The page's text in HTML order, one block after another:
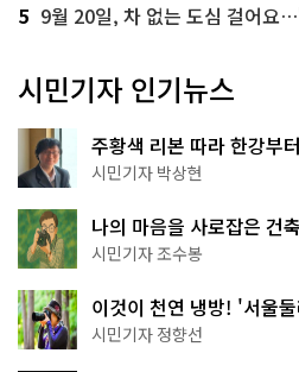
5 9월 20일, 차 없는 도심 걸어요…'서울
시민기자 인기뉴스
주황색 리본 따라 한강부
서울둘레길 15코스
시민기자 박상현
나의 마음을 사로잡은 건
상작 공개!
시민기자 조수봉
이것이 천연 냉방! '서울
나볼까
시민기자 정향선